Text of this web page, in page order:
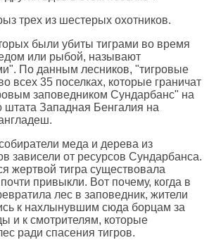
трех из шестерых охотников.
были убиты тиграми во время
или рыбой, называют
По данным лесников, "тигровые
всех 35 поселках, которые граничат
заповедником Сундарбанс" на
штата Западная Бенгалия на
меда и дерева из
зависели от ресурсов Сундарбанса.
жертвой тигра существовала
привыкли. Вот почему, когда в
лес в заповедник, жители
к нахлынувшим сюда борцам за
и к смотрителям, которые
ради спасения тигров.